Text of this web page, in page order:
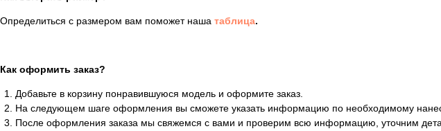
Определиться с размером вам поможет наша таблица.
Как оформить заказ?
Добавьте в корзину понравившуюся модель и оформите заказ.
На следующем шаге оформления вы сможете указать информацию по необходимому
После оформления заказа мы свяжемся с вами и проверим всю информацию, уточним